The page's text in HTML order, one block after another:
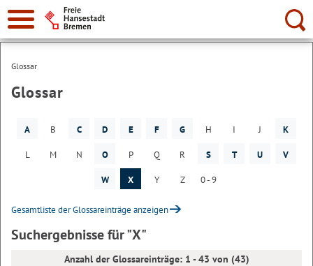
Suche:
Glossar
Glossar
A B C D E F G H I J K
L M N O P Q R S T U V
W X Y Z 0 - 9
Gesamtliste der Glossareinträge anzeigen
Suchergebnisse für "X"
Anzahl der Glossareinträge: 1 - 43 von (43)